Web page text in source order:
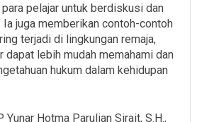
pelajar untuk berdiskusi dan
juga memberikan contoh-contoh
terjadi di lingkungan remaja,
dapat lebih mudah memahami dan
hukum dalam kehidupan
Yunar Hotma Parulian Sirait, S.H.,